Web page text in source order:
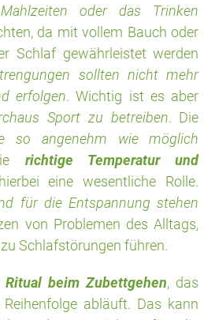
oder das Trinken
da mit vollem Bauch oder
Schlaf gewährleistet werden
sollten nicht mehr
erfolgen. Wichtig ist es aber
Sport zu betreiben. Die
so angenehm wie möglich
richtige Temperatur und
eine wesentliche Rolle.
für die Entspannung stehen
von Problemen des Alltags,
Schlafstörungen führen.
Ritual beim Zubettgehen, das
abläuft. Das kann